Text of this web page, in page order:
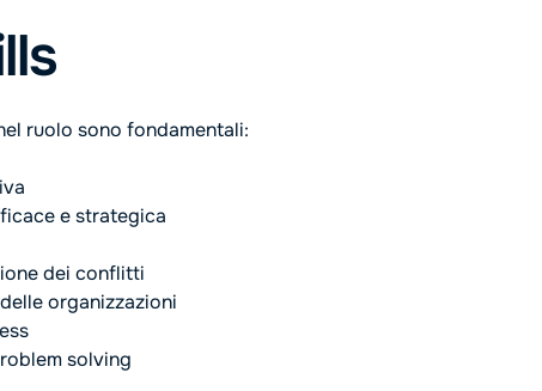
ruolo sono fondamentali:
e strategica
dei conflitti
organizzazioni
solving